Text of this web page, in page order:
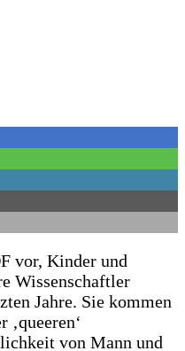
vor, Kinder und
Wissenschaftler
Jahre. Sie kommen
von Mann und